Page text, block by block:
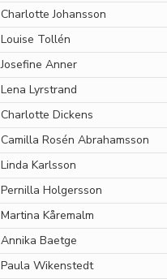
Charlotte Johansson
Louise Tollén
Josefine Anner
Lena Lyrstrand
Charlotte Dickens
Camilla Rosén Abrahamsson
Linda Karlsson
Pernilla Holgersson
Martina Kåremalm
Annika Baetge
Paula Wikenstedt